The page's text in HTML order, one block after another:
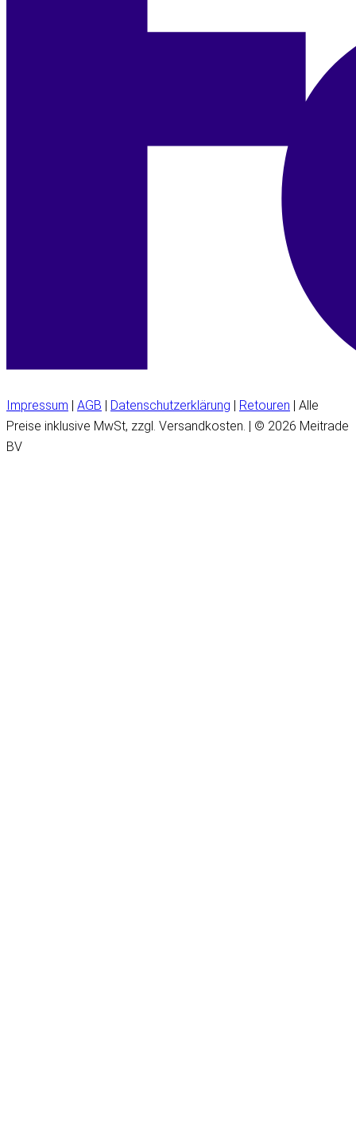
Impressum | AGB | Datenschutzerklärung | Retouren | Alle
Preise inklusive MwSt, zzgl. Versandkosten. | © 2026 Meitrade
BV